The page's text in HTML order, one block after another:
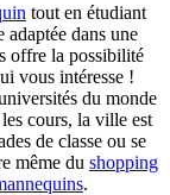
tout en étudiant
dans une
offre la possibilité
vous intéresse !
du monde
cours, la ville est
de classe ou se
même du shopping
.